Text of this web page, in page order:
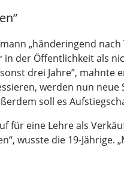
„händeringend
der Öffentlichkeit als
drei Jahre”,
werden nun
soll es
für eine Lehre als
wusste die 19-